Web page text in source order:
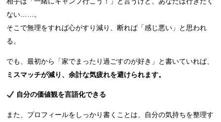
ない……。
そこで無理をすれば心がすり減り、断れば「感じ悪い」と思われ
る。
でも、最初から「家でまったり過ごすのが好き」と書いていれば、
ミスマッチが減り、余計な気疲れを避けられます。
自分の価値観を言語化できる
また、プロフィールをしっかり書くことは、自分の気持ちを整理す